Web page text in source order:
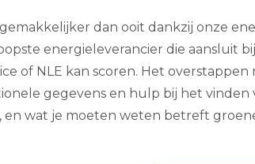
dan ooit dankzij onze
energieleverancier die aansluit
of NLE kan scoren. Het
gegevens en hulp bij het
wat je moeten weten betreft